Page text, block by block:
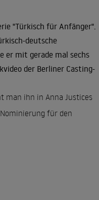
"Türkisch für Anfänger".
deutsche
er mit gerade mal sechs
der Berliner Casting-
man ihn in Anna Justices
für den